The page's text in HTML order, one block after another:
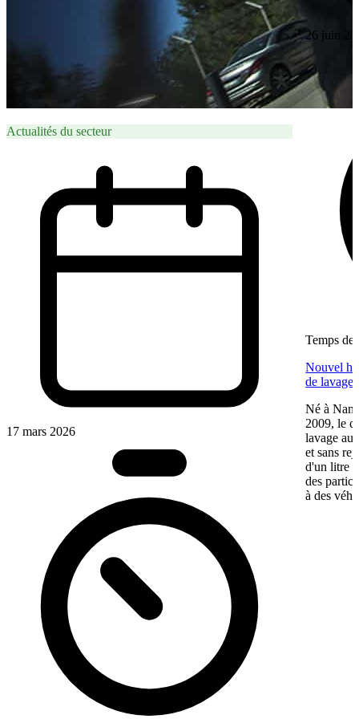
Actualités du secteur
17 mars 2026
26 juin
Temps de
Nouvel
de lavage
Né à
2009, le
lavage
et sans
d'un litre
des
à des